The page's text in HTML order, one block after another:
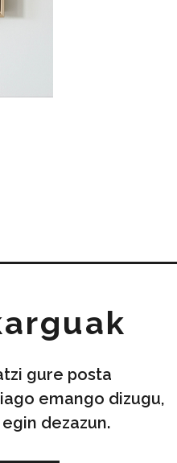
gure posta
emango dizugu,
dezazun.